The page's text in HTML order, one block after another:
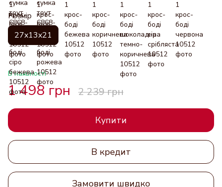
Розмір
27x13x21
В наявності
1 498 грн 2 239 грн
Купити
В кредит
Замовити швидко